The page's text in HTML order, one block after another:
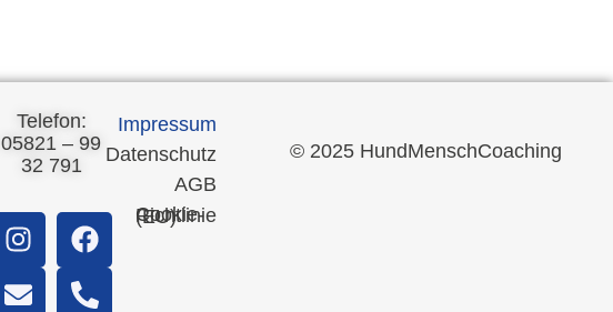
Telefon:
05821 – 99
32 791
I
n
s
F
a
E
n
v
P
h
W
h
a
S
h
Impressum
Datenschutz
AGB
Cookie-Richtlinie (EU)
© 2025 HundMenschCoaching